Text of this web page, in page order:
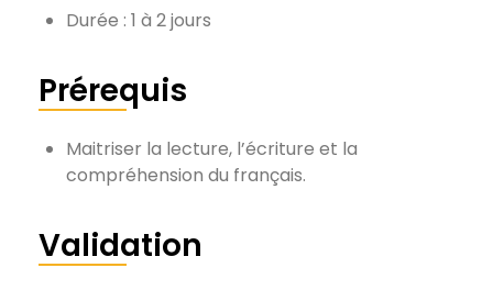
Durée : 1 à 2 jours
Prérequis
Maitriser la lecture, l’écriture et la
compréhension du français.
Validation